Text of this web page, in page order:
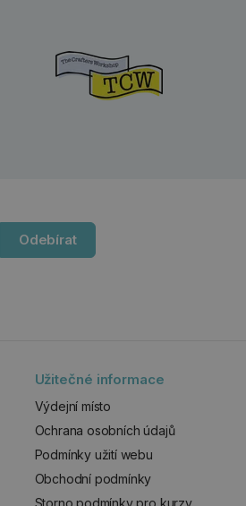
Odebírat
Užitečné informace
Výdejní místo
Ochrana osobních údajů
Podmínky užití webu
Obchodní podmínky